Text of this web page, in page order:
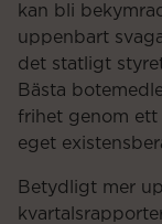
kan bli
uppenbart
det statligt
Bästa
frihet genom ett
eget
Betydligt mer